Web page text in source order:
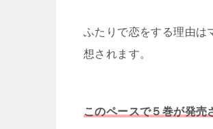
ふたりで恋をする理由は
想されます。
このペースで５巻が発売